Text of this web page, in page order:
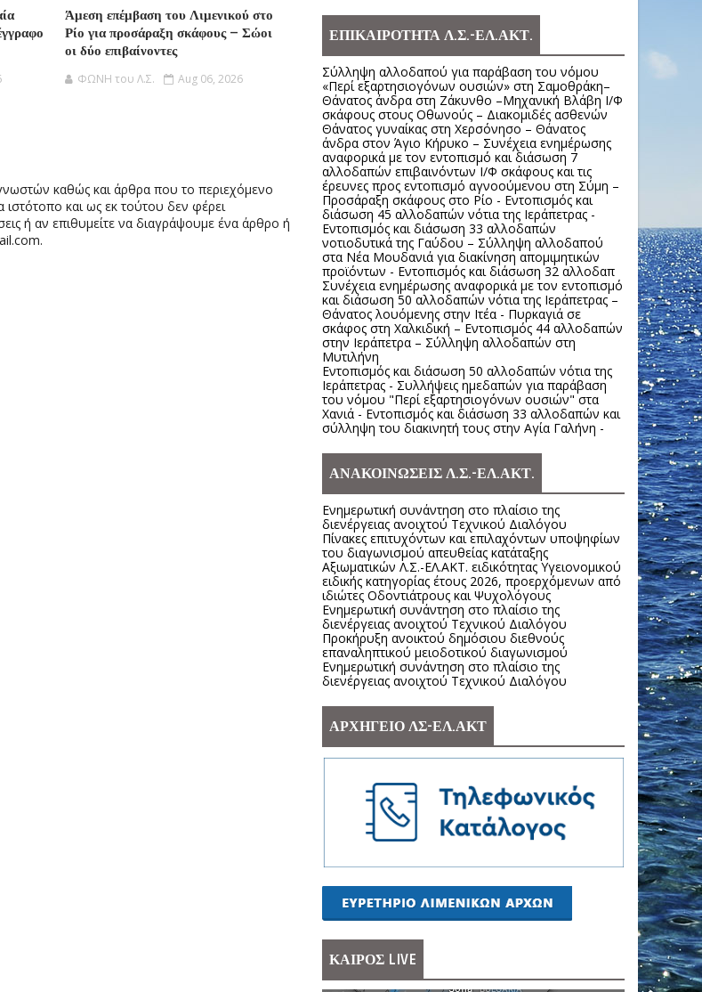
Άμεση επέμβαση του Λιμενικού στο
Ρίο για προσάραξη σκάφους – Σώοι
οι δύο επιβαίνοντες
ΦΩΝΗ του Λ.Σ. Aug 06, 2026
καθώς και άρθρα που το περιεχόμενο
και ως εκ τούτου δεν φέρει
ή αν επιθυμείτε να διαγράψουμε ένα άρθρο ή
ΕΠΙΚΑΙΡΟΤΗΤΑ Λ.Σ.-ΕΛ.ΑΚΤ.
Σύλληψη αλλοδαπού για παράβαση του νόμου
«Περί εξαρτησιογόνων ουσιών» στη Σαμοθράκη–
Θάνατος άνδρα στη Ζάκυνθο –Μηχανική Βλάβη Ι/Φ
σκάφους στους Οθωνούς – Διακομιδές ασθενών
Θάνατος γυναίκας στη Χερσόνησο – Θάνατος
άνδρα στον Άγιο Κήρυκο – Συνέχεια ενημέρωσης
αναφορικά με τον εντοπισμό και διάσωση 7
αλλοδαπών επιβαινόντων Ι/Φ σκάφους και τις
έρευνες προς εντοπισμό αγνοούμενου στη Σύμη –
Προσάραξη σκάφους στο Ρίο - Εντοπισμός και
διάσωση 45 αλλοδαπών νότια της Ιεράπετρας -
Εντοπισμός και διάσωση 33 αλλοδαπών
νοτιοδυτικά της Γαύδου – Σύλληψη αλλοδαπού
στα Νέα Μουδανιά για διακίνηση απομιμητικών
προϊόντων - Εντοπισμός και διάσωση 32 αλλοδαπ
Συνέχεια ενημέρωσης αναφορικά με τον εντοπισμό
και διάσωση 50 αλλοδαπών νότια της Ιεράπετρας –
Θάνατος λουόμενης στην Ιτέα - Πυρκαγιά σε
σκάφος στη Χαλκιδική – Εντοπισμός 44 αλλοδαπών
στην Ιεράπετρα – Σύλληψη αλλοδαπών στη
Μυτιλήνη
Εντοπισμός και διάσωση 50 αλλοδαπών νότια της
Ιεράπετρας - Συλλήψεις ημεδαπών για παράβαση
του νόμου "Περί εξαρτησιογόνων ουσιών" στα
Χανιά - Εντοπισμός και διάσωση 33 αλλοδαπών και
σύλληψη του διακινητή τους στην Αγία Γαλήνη -
ΑΝΑΚΟΙΝΩΣΕΙΣ Λ.Σ.-ΕΛ.ΑΚΤ.
Ενημερωτική συνάντηση στο πλαίσιο της
διενέργειας ανοιχτού Τεχνικού Διαλόγου
Πίνακες επιτυχόντων και επιλαχόντων υποψηφίων
του διαγωνισμού απευθείας κατάταξης
Αξιωματικών Λ.Σ.-ΕΛ.ΑΚΤ. ειδικότητας Υγειονομικού
ειδικής κατηγορίας έτους 2026, προερχόμενων από
ιδιώτες Οδοντιάτρους και Ψυχολόγους
Ενημερωτική συνάντηση στο πλαίσιο της
διενέργειας ανοιχτού Τεχνικού Διαλόγου
Προκήρυξη ανοικτού δημόσιου διεθνούς
επαναληπτικού μειοδοτικού διαγωνισμού
Ενημερωτική συνάντηση στο πλαίσιο της
διενέργειας ανοιχτού Τεχνικού Διαλόγου
ΑΡΧΗΓΕΙΟ ΛΣ-ΕΛ.ΑΚΤ
ΚΑΙΡΟΣ LIVE